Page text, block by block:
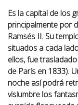
Es la capital de los
principalmente por
Ramsés II. Su
situados a cada
ellos, fue
de París en 1833).
noche así podrá
vislumbre los